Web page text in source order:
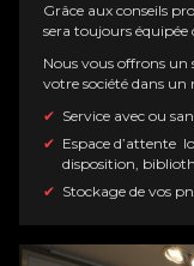
Grâce aux conseils
sera toujours équipée
Nous vous offrons
votre société dans un
Service avec ou
Espace d’attente
disposition,
Stockage de vos